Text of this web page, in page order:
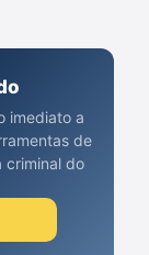
imediato a
de
criminal do